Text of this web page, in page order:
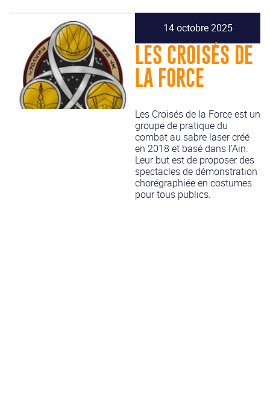
14 octobre 2025
LES CROISÉS DE
LA FORCE
Les Croisés de la Force est un
groupe de pratique du
combat au sabre laser créé
en 2018 et basé dans l’Ain.
Leur but est de proposer des
spectacles de démonstration
chorégraphiée en costumes
pour tous publics.